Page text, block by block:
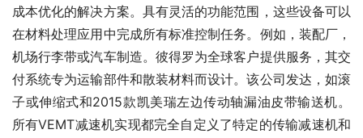
成本优化的解决方案。具有灵活的功能范围，这些设备可以
在材料处理应用中完成所有标准控制任务。例如，装配厂，
机场行李带或汽车制造。彼得罗为全球客户提供服务，其交
付系统专为运输部件和散装材料而设计。该公司发达，如滚
子或伸缩式和2015款凯美瑞左边传动轴漏油皮带输送机。
所有VEMT减速机实现都完全自定义了特定的传输减速机和